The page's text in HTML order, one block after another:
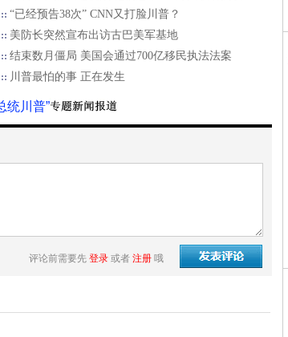
“已经预告38次” CNN又打脸川普？
美防长突然宣布出访古巴美军基地
结束数月僵局 美国会通过700亿移民执法法案
川普最怕的事 正在发生
统川普”
评论前需要先 登录 或者 注册 哦